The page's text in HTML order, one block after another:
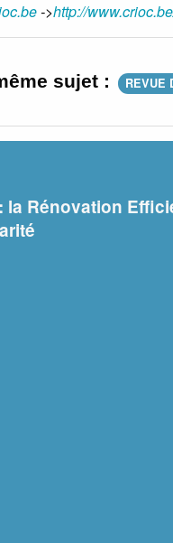
->http://
sujet : REVUE
la Rénovation